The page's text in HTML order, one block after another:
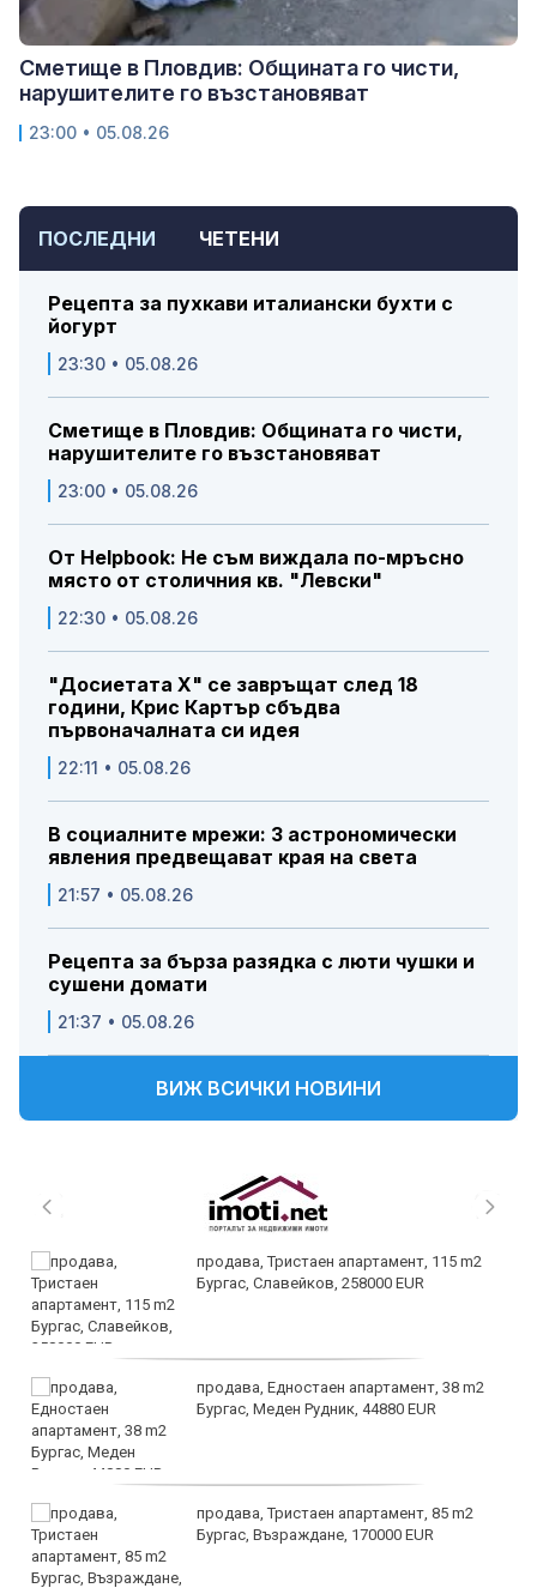
ПОСЛЕДНИ ЧЕТЕНИ
Рецепта за пухкави италиански бухти с
йогурт
23:30 • 05.08.26
Сметище в Пловдив: Общината го чисти,
нарушителите го възстановяват
23:00 • 05.08.26
От Helpbook: Не съм виждала по-мръсно
място от столичния кв. "Левски"
22:30 • 05.08.26
"Досиетата Х" се завръщат след 18
години, Крис Картър сбъдва
първоначалната си идея
22:11 • 05.08.26
В социалните мрежи: 3 астрономически
явления предвещават края на света
21:57 • 05.08.26
Рецепта за бърза разядка с люти чушки и
сушени домати
21:37 • 05.08.26
ВИЖ ВСИЧКИ НОВИНИ
продава, Тристаен апартамент, 115 m2
Бургас, Славейков, 258000 EUR
продава, Едностаен апартамент, 38 m2
Бургас, Меден Рудник, 44880 EUR
продава, Тристаен апартамент, 85 m2
Бургас, Възраждане, 170000 EUR
Сметище в Пловдив: Общината го чисти,
нарушителите го възстановяват
23:00 • 05.08.26